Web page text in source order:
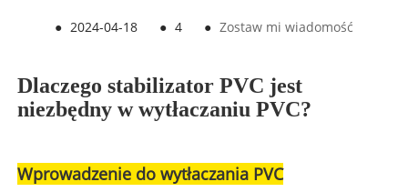
● 2024-04-18 ● 4 ● Zostaw mi wiadomość
Dlaczego stabilizator PVC jest
niezbędny w wytłaczaniu PVC?
Wprowadzenie do wytłaczania PVC